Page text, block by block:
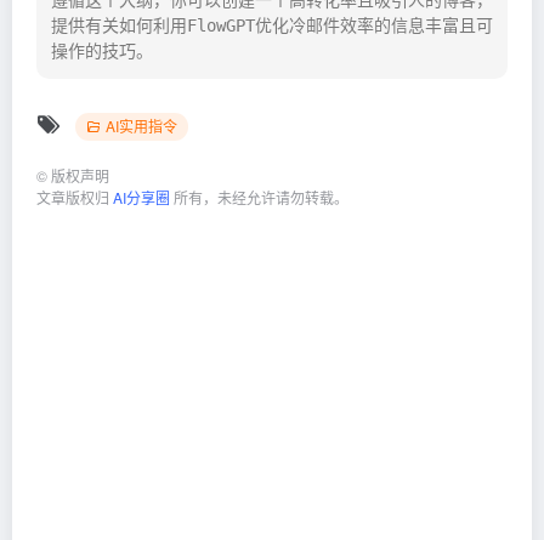
提供有关如何利用FlowGPT优化冷邮件效率的信息丰富且可
操作的技巧。
AI实用指令
© 版权声明
文章版权归 AI分享圈 所有，未经允许请勿转载。